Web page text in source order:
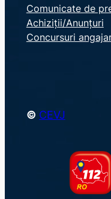
a
r
c
Comunicate de
Achiziții/Anunțuri
Concursuri
© CEVJ